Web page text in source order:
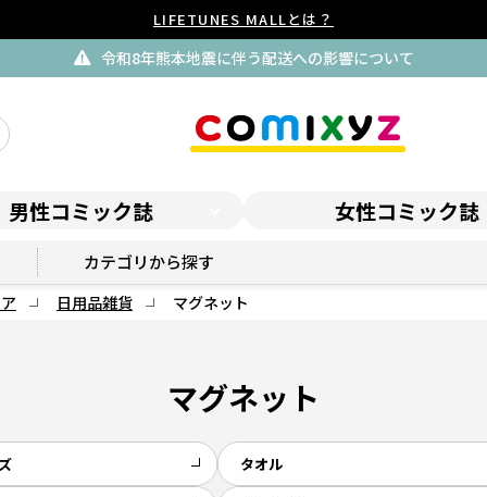
LIFETUNES MALLとは？
令和8年熊本地震に伴う配送への影響について
男性コミック誌 女性コミック誌
カテゴリから探す
日用品雑貨 マグネット
マグネット
タオル